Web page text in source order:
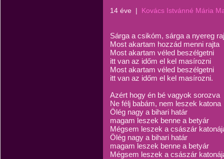
14 éve | Kovács Istvánné Mária
Sárga a csikóm, sárga a nyereg
Most akartam hozzád menni rajta
Most akartam véled beszélgetni
itt van az időm el kel masírozni
Most akartam véled beszélgetni
itt van az időm el kel masírozni.
Azért hogy én bé vagyok sorozva
Ne félj babám, nem leszek katona
Ölég nagy a bihari határ
magam leszek benne a betyár
Mégsem leszek a császár
Ölég nagy a bihari határ
magam leszek benne a betyár
Mégsem leszek a császár